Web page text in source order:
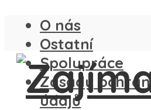
O nás
Ostatní
Spolupráce
Zásady
údajů